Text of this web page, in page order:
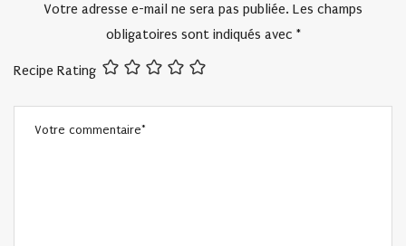
Votre adresse e-mail ne sera pas publiée. Les champs
obligatoires sont indiqués avec *
Recipe Rating